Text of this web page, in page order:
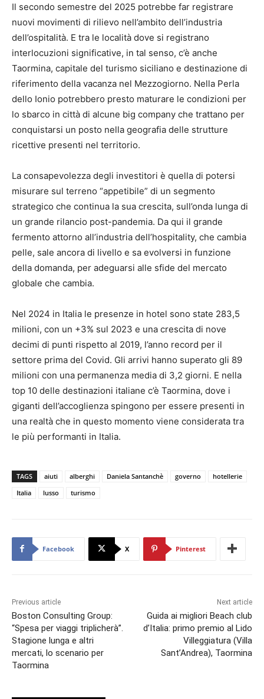
Il secondo semestre del 2025 potrebbe far registrare
nuovi movimenti di rilievo nell’ambito dell’industria
dell’ospitalità. E tra le località dove si registrano
interlocuzioni significative, in tal senso, c’è anche
Taormina, capitale del turismo siciliano e destinazione di
riferimento della vacanza nel Mezzogiorno. Nella Perla
dello Ionio potrebbero presto maturare le condizioni per
lo sbarco in città di alcune big company che trattano per
conquistarsi un posto nella geografia delle strutture
ricettive presenti nel territorio.
La consapevolezza degli investitori è quella di potersi
misurare sul terreno “appetibile” di un segmento
strategico che continua la sua crescita, sull’onda lunga di
un grande rilancio post-pandemia. Da qui il grande
fermento attorno all’industria dell’hospitality, che cambia
pelle, sale ancora di livello e sa evolversi in funzione
della domanda, per adeguarsi alle sfide del mercato
globale che cambia.
Nel 2024 in Italia le presenze in hotel sono state 283,5
milioni, con un +3% sul 2023 e una crescita di nove
decimi di punti rispetto al 2019, l’anno record per il
settore prima del Covid. Gli arrivi hanno superato gli 89
milioni con una permanenza media di 3,2 giorni. E nella
top 10 delle destinazioni italiane c’è Taormina, dove i
giganti dell’accoglienza spingono per essere presenti in
una realtà che in questo momento viene considerata tra
le più performanti in Italia.
TAGS aiuti alberghi Daniela Santanchè governo
hotellerie
Italia
lusso turismo
Facebook X Pinterest
Previous article
Boston Consulting Group:
“Spesa per viaggi triplicherà”.
Stagione lunga e altri
mercati, lo scenario per
Taormina
Next article
Guida ai migliori Beach club
d’Italia: primo premio al Lido
Villeggiatura (Villa
Sant’Andrea), Taormina